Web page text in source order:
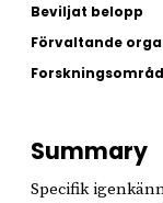
Beviljat belopp
Förvaltande
Summary
Specifik